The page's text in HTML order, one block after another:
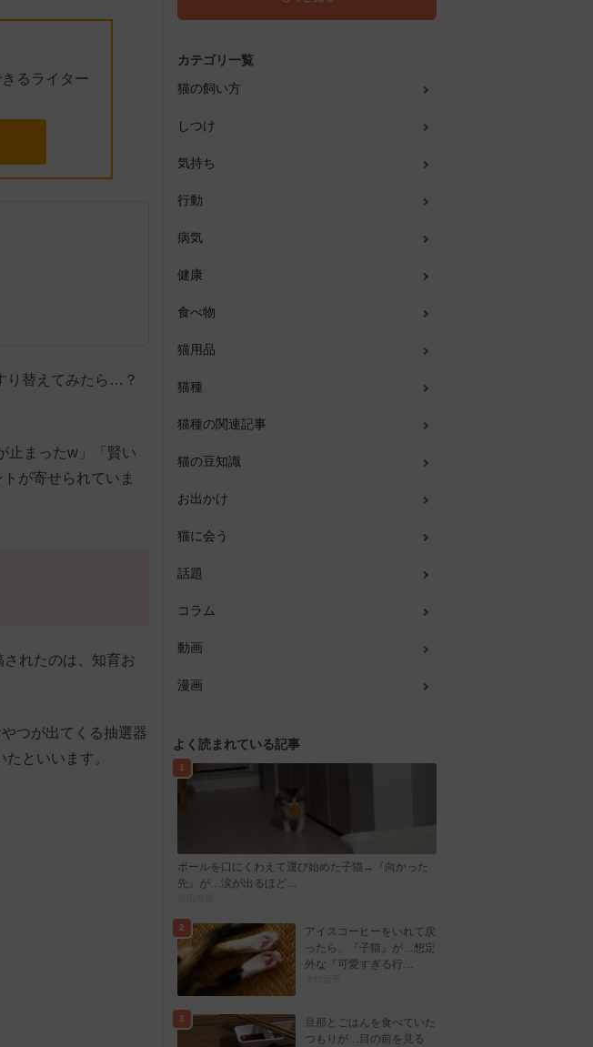
るライター
り替えてみたら…？
止まったw」「賢い
が寄せられていま
れたのは、知育お
つが出てくる抽選器
といいます。
カテゴリ一覧
猫の飼い方
しつけ
気持ち
行動
病気
健康
食べ物
猫用品
猫種
猫種の関連記事
猫の豆知識
お出かけ
猫に会う
話題
コラム
動画
漫画
よく読まれている記事
1
ボールを口にくわえて運び始めた子猫→『向かった
先』が…涙が出るほど…
2
アイスコーヒーをいれて戻
ったら、『子猫』が…想定
外な『可愛すぎる行…
3
旦那とごはんを食べていた
つもりが…目の前を見る